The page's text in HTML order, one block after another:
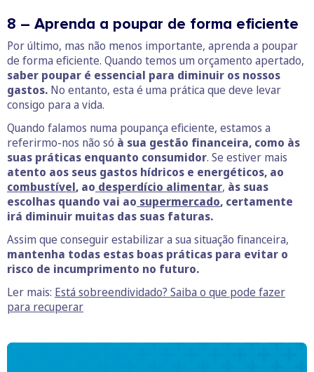
8 – Aprenda a poupar de forma eficiente
Por último, mas não menos importante, aprenda a poupar
de forma eficiente. Quando temos um orçamento apertado,
saber poupar é essencial para diminuir os nossos
gastos. No entanto, esta é uma prática que deve levar
consigo para a vida.
Quando falamos numa poupança eficiente, estamos a
referirmo-nos não só à sua gestão financeira, como às
suas práticas enquanto consumidor. Se estiver mais
atento aos seus gastos hídricos e energéticos, ao
combustível, ao desperdício alimentar, às suas
escolhas quando vai ao supermercado, certamente
irá diminuir muitas das suas faturas.
Assim que conseguir estabilizar a sua situação financeira,
mantenha todas estas boas práticas para evitar o
risco de incumprimento no futuro.
Ler mais: Está sobreendividado? Saiba o que pode fazer
para recuperar